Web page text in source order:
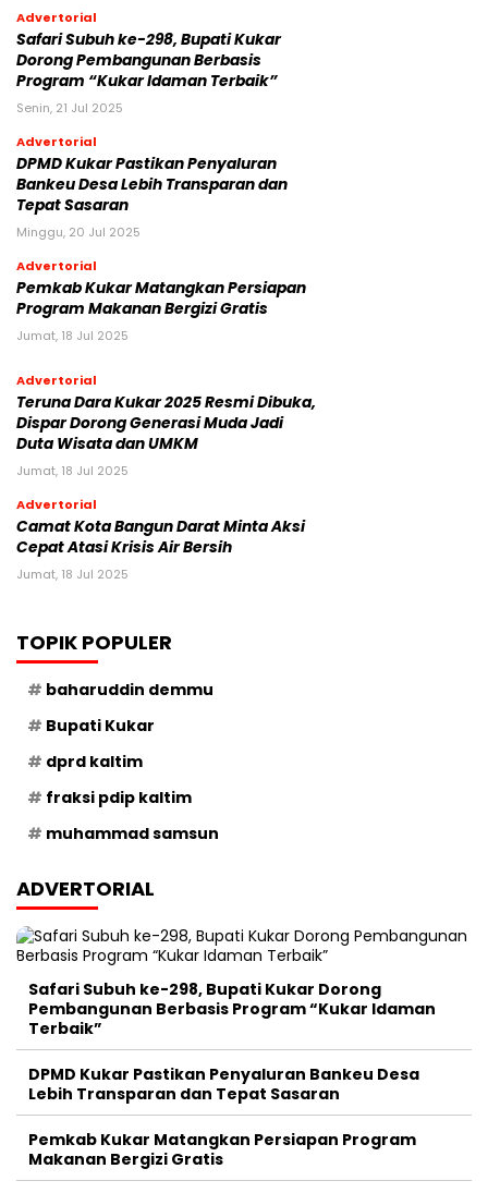
Advertorial
Safari Subuh ke-298, Bupati Kukar
Dorong Pembangunan Berbasis
Program “Kukar Idaman Terbaik”
Senin, 21 Jul 2025
Advertorial
DPMD Kukar Pastikan Penyaluran
Bankeu Desa Lebih Transparan dan
Tepat Sasaran
Minggu, 20 Jul 2025
Advertorial
Pemkab Kukar Matangkan Persiapan
Program Makanan Bergizi Gratis
Jumat, 18 Jul 2025
Advertorial
Teruna Dara Kukar 2025 Resmi Dibuka,
Dispar Dorong Generasi Muda Jadi
Duta Wisata dan UMKM
Jumat, 18 Jul 2025
Advertorial
Camat Kota Bangun Darat Minta Aksi
Cepat Atasi Krisis Air Bersih
Jumat, 18 Jul 2025
TOPIK POPULER
baharuddin demmu
Bupati Kukar
dprd kaltim
fraksi pdip kaltim
muhammad samsun
ADVERTORIAL
Safari Subuh ke-298, Bupati Kukar Dorong
Pembangunan Berbasis Program “Kukar Idaman
Terbaik”
DPMD Kukar Pastikan Penyaluran Bankeu Desa
Lebih Transparan dan Tepat Sasaran
Pemkab Kukar Matangkan Persiapan Program
Makanan Bergizi Gratis